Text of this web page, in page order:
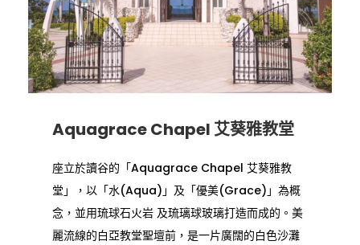
Aquagrace Chapel 艾葵雅教堂
座立於讀谷的「Aquagrace Chapel 艾葵雅教
堂」，以「水(Aqua)」及「優美(Grace)」為概
念，並用琉球石火岩 及琉璃球玻璃打造而成的。美
麗流線的白亞教堂聖壇前，是一片廣闊的白色沙灘